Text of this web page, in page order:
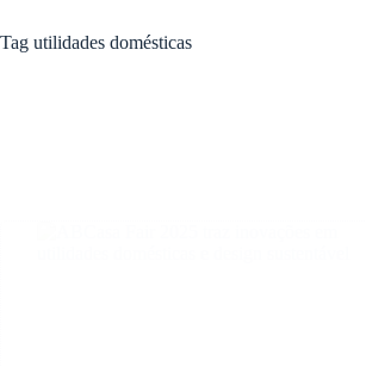
Tag utilidades domésticas